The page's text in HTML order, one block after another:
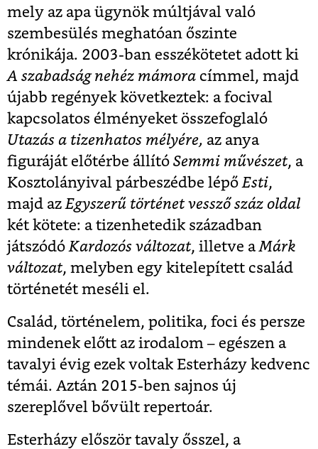
mely az apa ügynök múltjával való
szembesülés meghatóan őszinte
krónikája. 2003-ban esszékötetet adott ki
A szabadság nehéz mámora címmel, majd
újabb regények következtek: a focival
kapcsolatos élményeket összefoglaló
Utazás a tizenhatos mélyére, az anya
figuráját előtérbe állító Semmi művészet, a
Kosztolányival párbeszédbe lépőEsti,
majd azEgyszerű történet vessző száz oldal
két kötete: a tizenhetedik században
játszódóKardozós változat, illetve aMárk
változat, melyben egy kitelepített család
történetét meséli el.
Család, történelem, politika, foci és persze
mindenek előtt az irodalom – egészen a
tavalyi évig ezek voltak Esterházy kedvenc
témái. Aztán 2015-ben sajnos új
szereplővel bővült repertoár.
Esterházy először tavaly ősszel, a